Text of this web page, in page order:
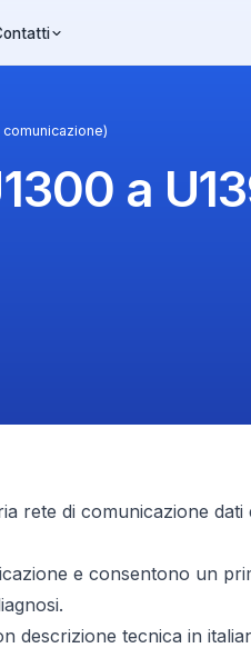
a
rete di comunicazione dati
e consentono un
descrizione tecnica in